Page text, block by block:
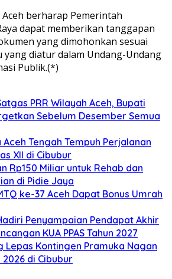
Aceh berharap Pemerintah
dapat memberikan tanggapan
yang dimohonkan sesuai
yang diatur dalam Undang-Undang
Publik.(*)
PRR Wilayah Aceh, Bupati
Sebelum Desember Semua
Tengah Tempuh Perjalanan
XII di Cibubur
Rp150 Miliar untuk Rehab dan
di Pidie Jaya
ke-37 Aceh Dapat Bonus Umrah
Penyampaian Pendapat Akhir
KUA PPAS Tahun 2027
Lepas Kontingen Pramuka Nagan
di Cibubur